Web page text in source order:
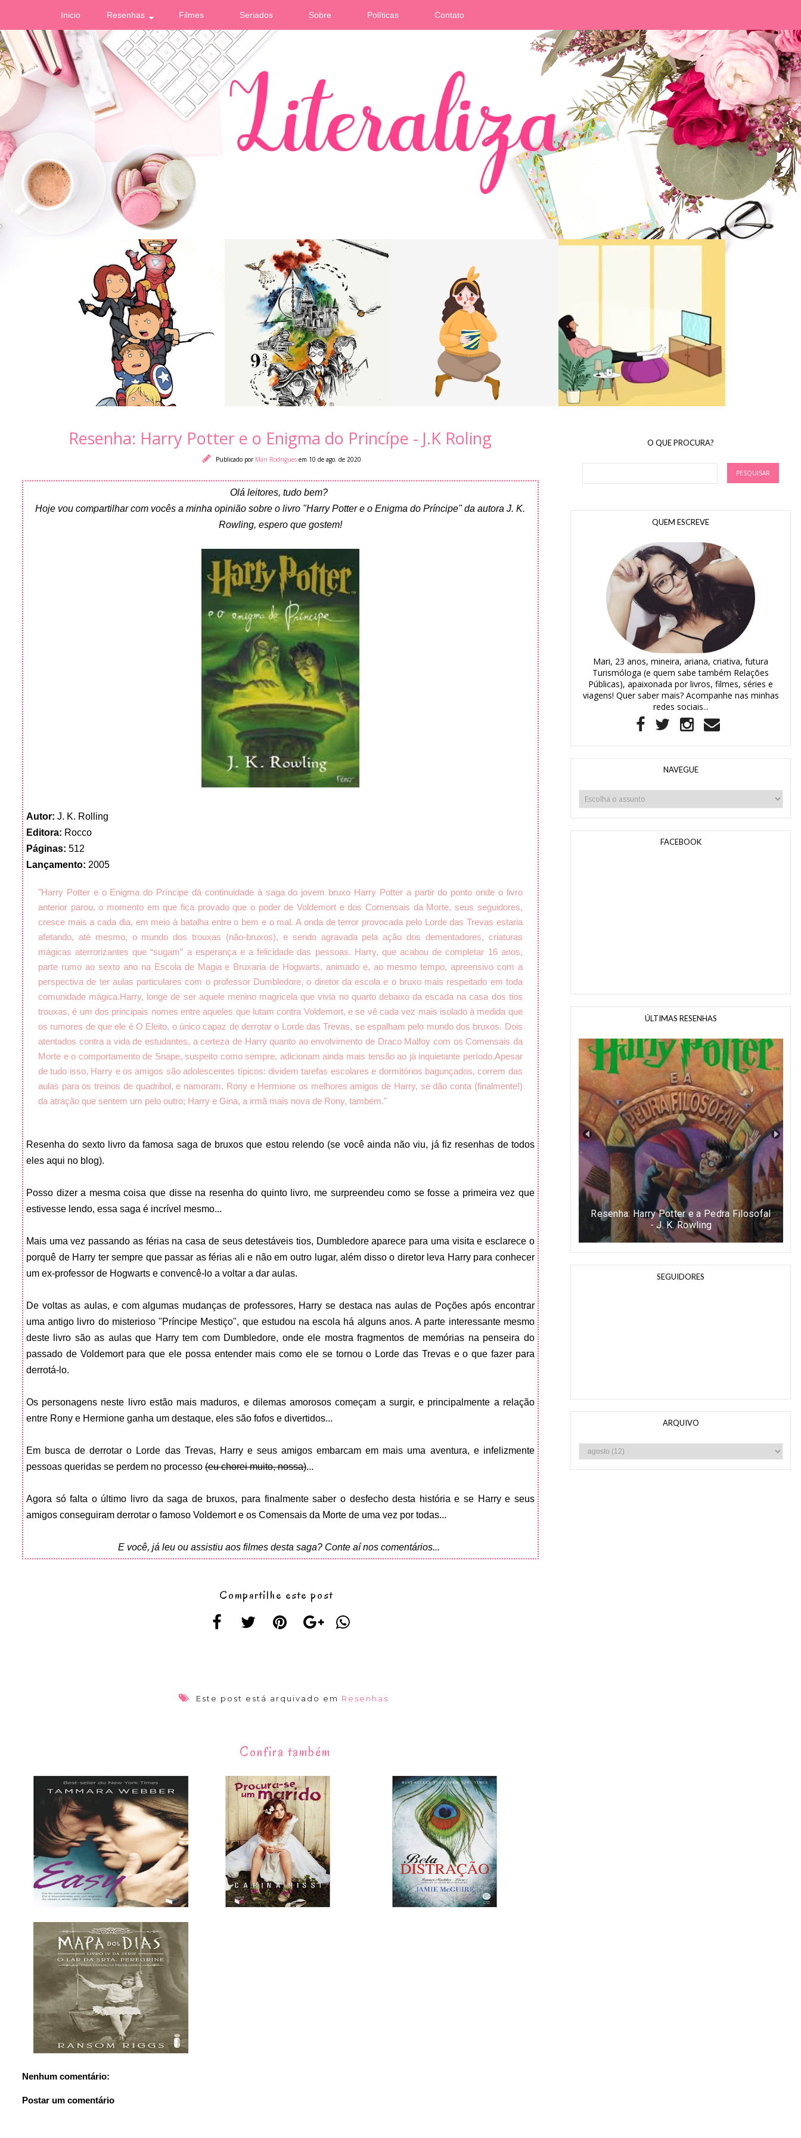
Inicio Resenhas Filmes Seriados Sobre Políticas Contato
Resenha: Harry Potter e o Enigma do Princípe - J.K Roling
Publicado por Mari Rodrigues em 10 de ago. de 2020
Olá leitores, tudo bem?
Hoje vou compartilhar com vocês a minha opinião sobre o livro "Harry Potter e o Enigma do Príncipe" da autora J. K.
Rowling, espero que gostem!
Autor: J. K. Rolling
Editora: Rocco
Páginas: 512
Lançamento: 2005
"Harry Potter e o Enigma do Príncipe dá continuidade à saga do jovem bruxo Harry Potter a partir do ponto onde o livro
anterior parou, o momento em que fica provado que o poder de Voldemort e dos Comensais da Morte, seus seguidores,
cresce mais a cada dia, em meio à batalha entre o bem e o mal. A onda de terror provocada pelo Lorde das Trevas estaria
afetando, até mesmo, o mundo dos trouxas (não-bruxos), e sendo agravada pela ação dos dementadores, criaturas
mágicas aterrorizantes que “sugam” a esperança e a felicidade das pessoas. Harry, que acabou de completar 16 anos,
parte rumo ao sexto ano na Escola de Magia e Bruxaria de Hogwarts, animado e, ao mesmo tempo, apreensivo com a
perspectiva de ter aulas particulares com o professor Dumbledore, o diretor da escola e o bruxo mais respeitado em toda
comunidade mágica.Harry, longe de ser aquele menino magricela que vivia no quarto debaixo da escada na casa dos tios
trouxas, é um dos principais nomes entre aqueles que lutam contra Voldemort, e se vê cada vez mais isolado à medida que
os rumores de que ele é O Eleito, o único capaz de derrotar o Lorde das Trevas, se espalham pelo mundo dos bruxos. Dois
atentados contra a vida de estudantes, a certeza de Harry quanto ao envolvimento de Draco Malfoy com os Comensais da
Morte e o comportamento de Snape, suspeito como sempre, adicionam ainda mais tensão ao já inquietante período.Apesar
de tudo isso, Harry e os amigos são adolescentes típicos: dividem tarefas escolares e dormitórios bagunçados, correm das
aulas para os treinos de quadribol, e namoram. Rony e Hermione os melhores amigos de Harry, se dão conta (finalmente!)
da atração que sentem um pelo outro; Harry e Gina, a irmã mais nova de Rony, também."
Resenha do sexto livro da famosa saga de bruxos que estou relendo (se você ainda não viu, já fiz resenhas de todos
eles aqui no blog).
Posso dizer a mesma coisa que disse na resenha do quinto livro, me surpreendeu como se fosse a primeira vez que
estivesse lendo, essa saga é incrível mesmo...
Mais uma vez passando as férias na casa de seus detestáveis tios, Dumbledore aparece para uma visita e esclarece o
porquê de Harry ter sempre que passar as férias ali e não em outro lugar, além disso o diretor leva Harry para conhecer
um ex-professor de Hogwarts e convencê-lo a voltar a dar aulas.
De voltas as aulas, e com algumas mudanças de professores, Harry se destaca nas aulas de Poções após encontrar
uma antigo livro do misterioso "Príncipe Mestiço", que estudou na escola há alguns anos. A parte interessante mesmo
deste livro são as aulas que Harry tem com Dumbledore, onde ele mostra fragmentos de memórias na penseira do
passado de Voldemort para que ele possa entender mais como ele se tornou o Lorde das Trevas e o que fazer para
derrotá-lo.
Os personagens neste livro estão mais maduros, e dilemas amorosos começam a surgir, e principalmente a relação
entre Rony e Hermione ganha um destaque, eles são fofos e divertidos...
Em busca de derrotar o Lorde das Trevas, Harry e seus amigos embarcam em mais uma aventura, e infelizmente
pessoas queridas se perdem no processo (eu chorei muito, nossa)...
Agora só falta o último livro da saga de bruxos, para finalmente saber o desfecho desta história e se Harry e seus
amigos conseguiram derrotar o famoso Voldemort e os Comensais da Morte de uma vez por todas...
E você, já leu ou assistiu aos filmes desta saga? Conte aí nos comentários...
Compartilhe este post
Este post está arquivado em Resenhas
Confira também
Nenhum comentário:
Postar um comentário
O QUE PROCURA?
QUEM ESCREVE
Mari, 23 anos, mineira, ariana, criativa, futura
Turismóloga (e quem sabe também Relações
Públicas), apaixonada por livros, filmes, séries e
viagens! Quer saber mais? Acompanhe nas minhas
redes sociais...
NAVEGUE
FACEBOOK
ÚLTIMAS RESENHAS
Resenha: Harry Potter e a Pedra Filosofal
- J. K. Rowling
SEGUIDORES
ARQUIVO